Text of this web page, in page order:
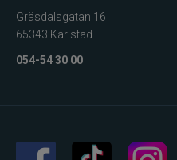
Gräsdalsgatan 16
65343 Karlstad
054-54 30 00